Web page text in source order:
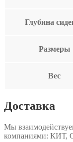
Глубина
Размеры
Вес
Доставка
Мы
компаниями: КИТ,